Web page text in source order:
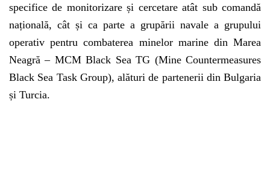
specifice de monitorizare și cercetare atât sub comandă
națională, cât și ca parte a grupării navale a grupului
operativ pentru combaterea minelor marine din Marea
Neagră – MCM Black Sea TG (Mine Countermeasures
Black Sea Task Group), alături de partenerii din Bulgaria
și Turcia.